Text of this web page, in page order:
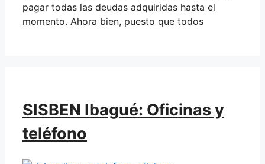
pagar todas las deudas adquiridas hasta el
momento. Ahora bien, puesto que todos
SISBEN Ibagué: Oficinas y
teléfono